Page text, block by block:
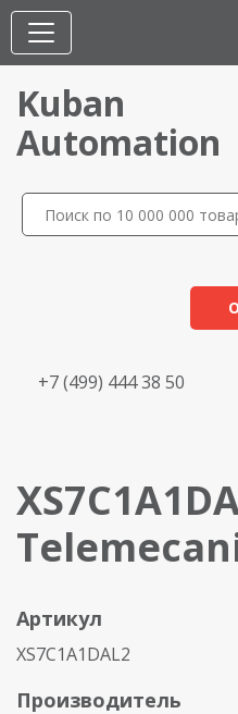
Kuban
Automation
+7 (499) 444 38 50
Артикул
XS7C1A1DAL2
Производитель